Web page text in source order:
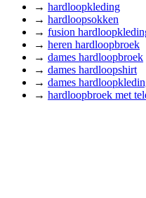
→ hardloopkleding
→ hardloopsokken
→ fusion
→ heren hardloopbroek
→ dames hardloopbroek
→ dames hardloopshirt
→ dames
→ hardloopbroek met